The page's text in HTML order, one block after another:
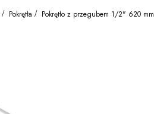
Pokrętła Pokrętło z przegubem 1/2" 620 mm